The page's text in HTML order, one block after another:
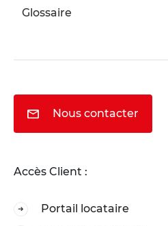
Glossaire
Nous contacter
Accès Client :
Portail locataire